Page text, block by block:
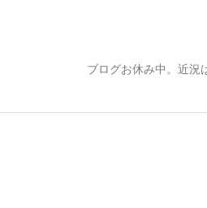
ブログお休み中。近